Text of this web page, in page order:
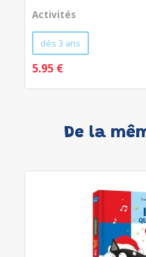
Activités
dès 3 ans
5.95 €
De la